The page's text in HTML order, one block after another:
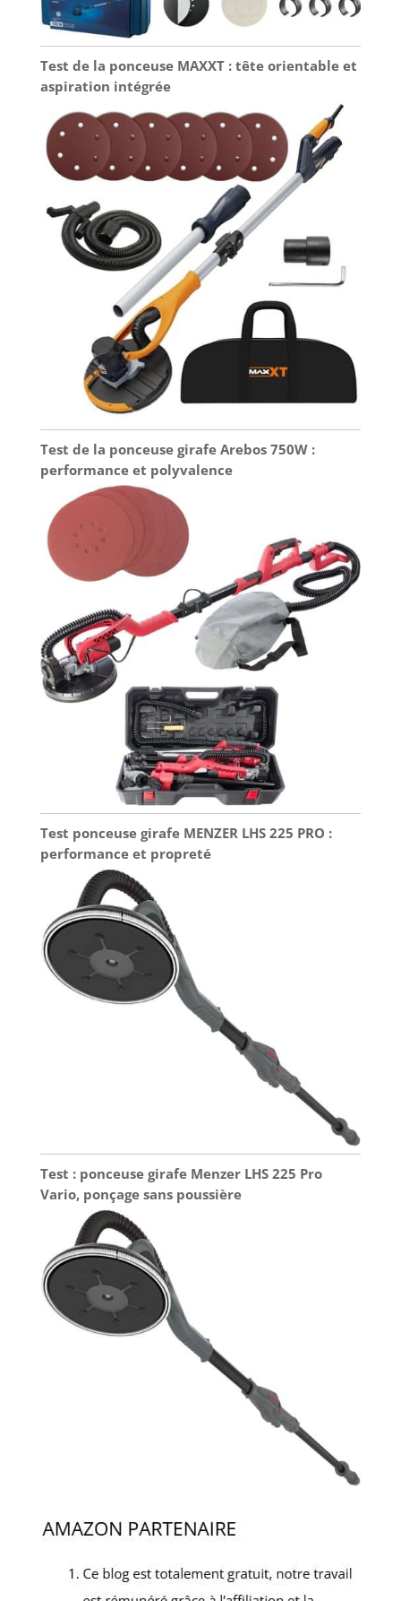
Test de la ponceuse MAXXT : tête orientable et
aspiration intégrée
Test de la ponceuse girafe Arebos 750W :
performance et polyvalence
Test ponceuse girafe MENZER LHS 225 PRO :
performance et propreté
Test : ponceuse girafe Menzer LHS 225 Pro
Vario, ponçage sans poussière